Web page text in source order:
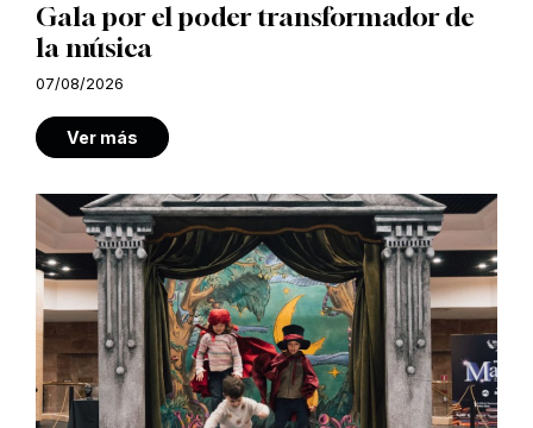
Gala por el poder transformador de
la música
07/08/2026
Ver más